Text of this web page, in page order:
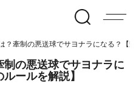
？牽制の悪送球でサヨナラになる？【
制の悪送球でサヨナラに
ールを解説】